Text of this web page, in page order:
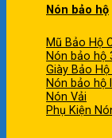
Nón bảo hộ
Mũ Bảo Hộ
Nón bảo hộ
Giày Bảo Hộ
Nón bảo hộ
Nón Vải
Phụ Kiện